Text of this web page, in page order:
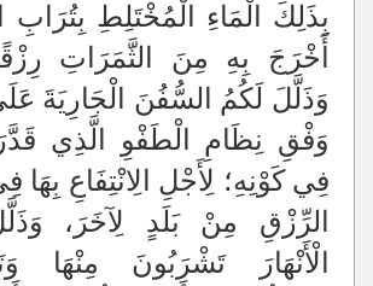
بِذَلِكَ الْمَاءِ الْمُخْتَلِطِ بِتُرَابِ
أَخْرَجَ بِهِ مِنَ الثَّمَرَاتِ
وَذَلَّلَ لَكُمُ السُّفُنَ الْجَارِيَةَ
وَفْقِ نِظَامِ الْطَفْوِ الَّذِي
فِي كَوْنِهِ؛ لِأَجْلِ الِانْتِفَاعِ
الرِّزْقِ مِنْ بَلَدٍ لِآخَرَ،
الْأَنْهَارَ تَشْرَبُونَ مِنْهَا